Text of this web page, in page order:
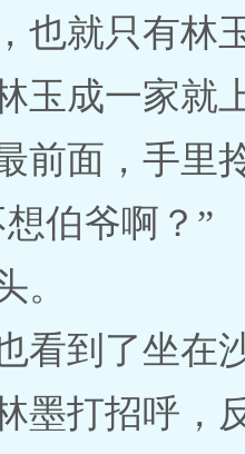
也就只有林
玉成一家就
前面，手里
伯爷啊？”
。
看到了坐在
墨打招呼，